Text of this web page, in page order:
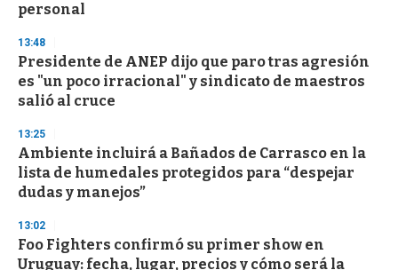
personal
13:48
Presidente de ANEP dijo que paro tras agresión
es "un poco irracional" y sindicato de maestros
salió al cruce
13:25
Ambiente incluirá a Bañados de Carrasco en la
lista de humedales protegidos para “despejar
dudas y manejos”
13:02
Foo Fighters confirmó su primer show en
Uruguay: fecha, lugar, precios y cómo será la